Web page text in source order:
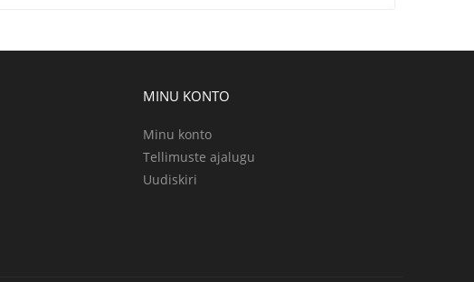
MINU KONTO
Minu konto
Tellimuste ajalugu
Uudiskiri